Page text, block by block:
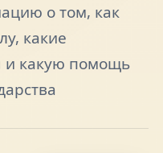
и советы о
о том, как
какие
и какую помощь